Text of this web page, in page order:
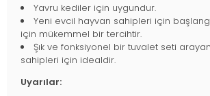
Yavru kediler için uygundur.
Yeni evcil hayvan sahipleri için
için mükemmel bir tercihtir.
Şık ve fonksiyonel bir tuvalet seti
sahipleri için idealdir.
Uyarılar: